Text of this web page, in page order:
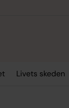
Livets skeden